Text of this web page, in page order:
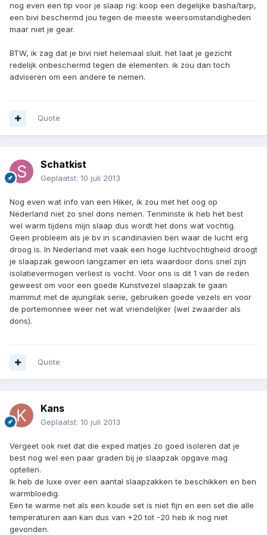
nog even een tip voor je slaap rig: koop een degelijke basha/tarp,
een bivi beschermd jou tegen de meeste weersomstandigheden
maar niet je gear.
BTW, ik zag dat je bivi niet helemaal sluit. het laat je gezicht
redelijk onbeschermd tegen de elementen. ik zou dan toch
adviseren om een andere te nemen.
Quote
Schatkist
Geplaatst: 10 juli 2013
Nog even wat info van een Hiker, ik zou met het oog op
Nederland niet zo snel dons nemen. Tenminste ik heb het best
wel warm tijdens mijn slaap dus wordt het dons wat vochtig.
Geen probleem als je bv in scandinavien ben waar de lucht erg
droog is. In Nederland met vaak een hoge luchtvochtigheid droogt
je slaapzak gewoon langzamer en iets waardoor dons snel zijn
isolatievermogen verliest is vocht. Voor ons is dit 1 van de reden
geweest om voor een goede Kunstvezel slaapzak te gaan
mammut met de ajungilak serie, gebruiken goede vezels en voor
de portemonnee weer net wat vriendelijker (wel zwaarder als
dons).
Quote
Kans
Geplaatst: 10 juli 2013
Vergeet ook niet dat die exped matjes zo goed isoleren dat je
best nog wel een paar graden bij je slaapzak opgave mag
optellen.
Ik heb de luxe over een aantal slaapzakken te beschikken en ben
warmbloedig.
Een te warme net als een koude set is niet fijn en een set die alle
temperaturen aan kan dus van +20 tot -20 heb ik nog niet
gevonden.